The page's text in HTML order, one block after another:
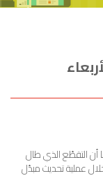
أن التقطّع الذي طال
عملية تحديث مبدّل